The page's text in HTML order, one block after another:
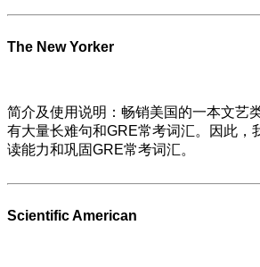
The New Yorker
简介及使用说明：畅销美国的一本文艺
有大量长难句和GRE常考词汇。因此，
读能力和巩固GRE常考词汇。
Scientific American